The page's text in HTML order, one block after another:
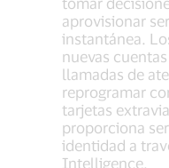
aprovisionar
instantánea.
nuevas
llamadas de
reprogramar
tarjetas
proporciona
identidad a
Intelligence.